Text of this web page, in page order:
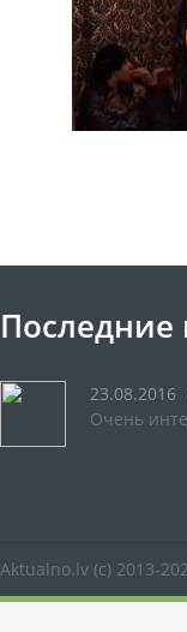
23.08.2016
Очень
Aktualno.lv (c) 2013-